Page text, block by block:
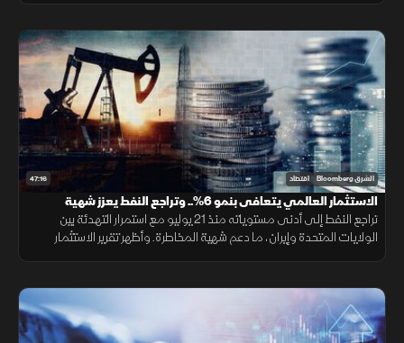
47:16 الشرق Bloomberg اقتصاد
الاستثمار العالمي يتعافى بنمو 6%.. وتراجع النفط يعزز شهية
المخاطرة
تراجع النفط إلى أدنى مستوياته منذ 21 يوليو مع استمرار التهدئة بين
الولايات المتحدة وإيران، ما دعم شهية المخاطرة. وأظهر تقرير الاستثمار